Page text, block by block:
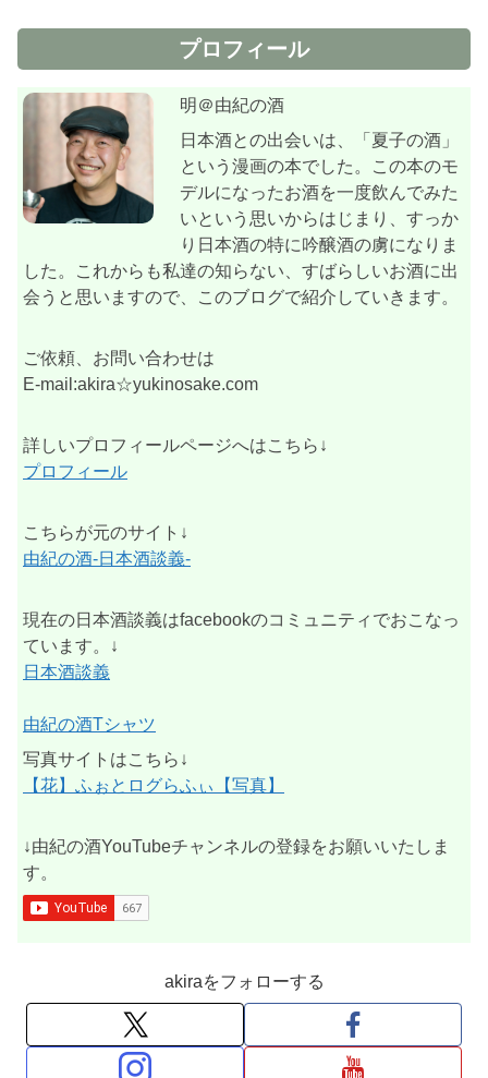
プロフィール
明＠由紀の酒
日本酒との出会いは、「夏子の酒」
という漫画の本でした。この本のモ
デルになったお酒を一度飲んでみた
いという思いからはじまり、すっか
り日本酒の特に吟醸酒の虜になりま
した。これからも私達の知らない、すばらしいお酒に出
会うと思いますので、このブログで紹介していきます。
ご依頼、お問い合わせは
E-mail:akira☆yukinosake.com
詳しいプロフィールページへはこちら↓
プロフィール
こちらが元のサイト↓
由紀の酒-日本酒談義-
現在の日本酒談義はfacebookのコミュニティでおこなっ
ています。↓
日本酒談義
由紀の酒Tシャツ
写真サイトはこちら↓
【花】ふぉとログらふぃ【写真】
↓由紀の酒YouTubeチャンネルの登録をお願いいたしま
す。
akiraをフォローする